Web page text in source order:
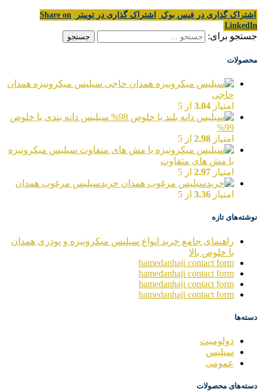
اشتراک گذاری در فیس بوک اشتراک گذاری در توییتر
Share on
LinkedIn
جستجو برای:
محصولات
سیلیس میکرونیزه همدان
حاجی
امتیاز 3.04 از 5
سیلیس دانه بندی با خلوص
99%
امتیاز 2.98 از 5
سیلیس میکرونیزه
با مش های متفاوت
امتیاز 2.97 از 5
خریدسیلیس مرغوب همدان
امتیاز 3.36 از 5
نوشته‌های تازه
راهنمای جامع خرید انواع سیلیس میکرونیزه و پودری همدان
با خلوص بالا
hamedanhaji contact form
hamedanhaji contact form
hamedanhaji contact form
hamedanhaji contact form
دسته‌ها
دولومیت
سیلیس
عمومی
دسته‌های محصولات